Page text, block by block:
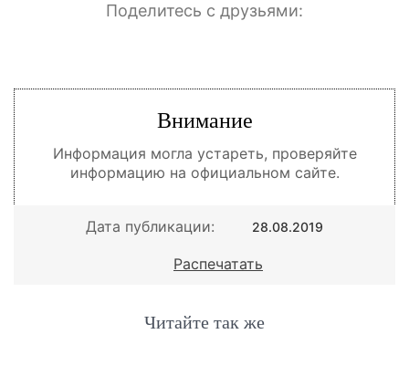
Поделитесь с друзьями:
Внимание
Информация могла устареть, проверяйте
информацию на официальном сайте.
Дата публикации: 28.08.2019
Распечатать
Читайте так же